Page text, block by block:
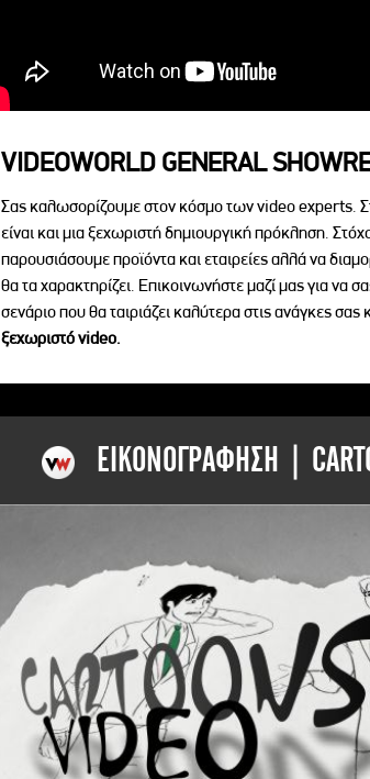
VIDEOWORLD GENERAL
Σας καλωσορίζουμε στον κόσμο των video experts.
είναι και μια ξεχωριστή δημιουργική πρόκληση.
παρουσιάσουμε προϊόντα και εταιρείες αλλά να
θα τα χαρακτηρίζει. Επικοινωνήστε μαζί μας για να
σενάριο που θα ταιριάζει καλύτερα στις ανάγκες σας
ξεχωριστό videο.
ΕΙΚΟΝΟΓΡΑΦΗΣΗ |